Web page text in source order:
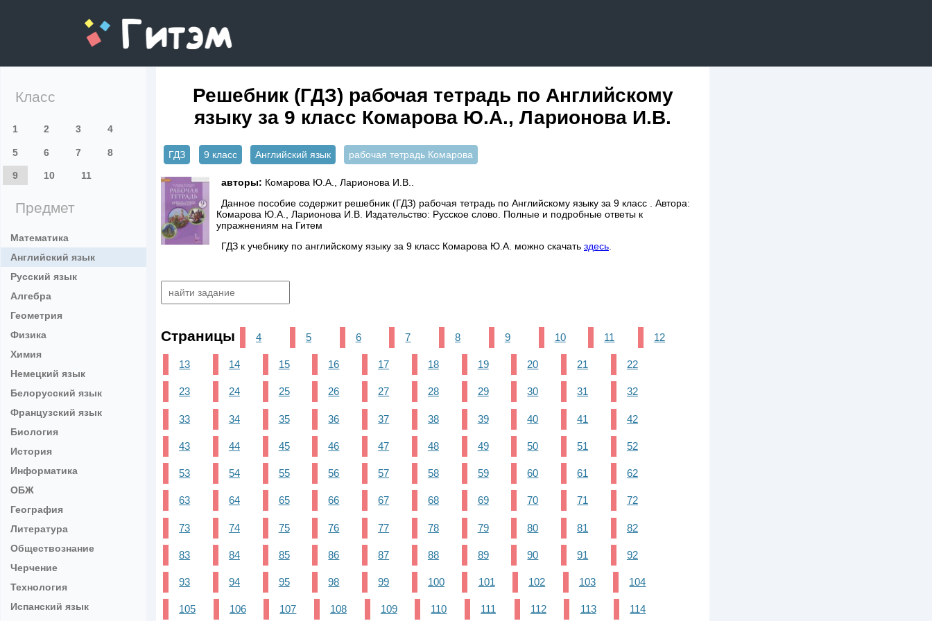
gitem.me
Класс
1 2 3 4
5 6 7 8
9 10 11
Предмет
Математика
Английский язык
Русский язык
Алгебра
Геометрия
Физика
Химия
Немецкий язык
Белорусский язык
Французский язык
Биология
История
Информатика
ОБЖ
География
Литература
Обществознание
Черчение
Технология
Испанский язык
Решебник (ГДЗ) рабочая тетрадь по Английскому
языку за 9 класс Комарова Ю.А., Ларионова И.В.
ГДЗ 9 класс Английский язык рабочая тетрадь Комарова
авторы: Комарова Ю.А., Ларионова И.В..
Данное пособие содержит решебник (ГДЗ) рабочая тетрадь по Английскому языку за 9 класс . Автора:
Комарова Ю.А., Ларионова И.В. Издательство: Русское слово. Полные и подробные ответы к
упражнениям на Гитем
ГДЗ к учебнику по английскому языку за 9 класс Комарова Ю.А. можно скачать здесь.
Страницы 4 5 6 7 8 9 10 11 12
13 14 15 16 17 18 19 20 21 22
23 24 25 26 27 28 29 30 31 32
33 34 35 36 37 38 39 40 41 42
43 44 45 46 47 48 49 50 51 52
53 54 55 56 57 58 59 60 61 62
63 64 65 66 67 68 69 70 71 72
73 74 75 76 77 78 79 80 81 82
83 84 85 86 87 88 89 90 91 92
93 94 95 98 99 100 101 102 103 104
105 106 107 108 109 110 111 112 113 114